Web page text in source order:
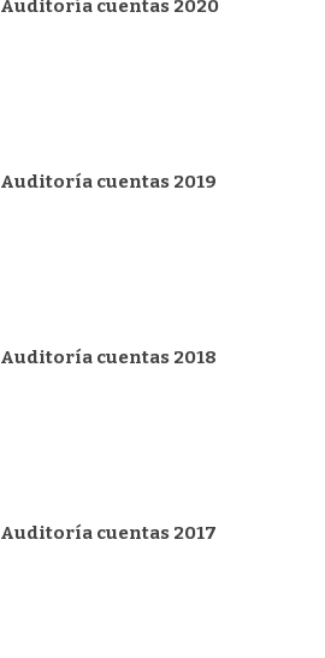
Auditoría cuentas 2020
Auditoría cuentas 2019
Auditoría cuentas 2018
Auditoría cuentas 2017